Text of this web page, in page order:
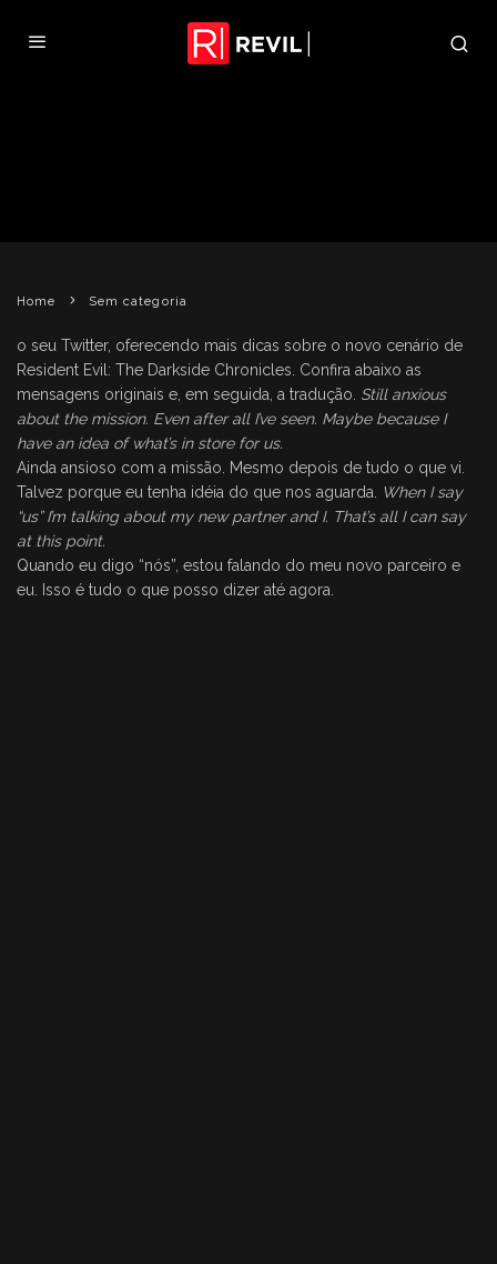
Home
Sem categoria
o seu Twitter, oferecendo mais dicas sobre o novo cenário de
Resident Evil: The Darkside Chronicles. Confira abaixo as
mensagens originais e, em seguida, a tradução. Still anxious
about the mission. Even after all I’ve seen. Maybe because I
have an idea of what’s in store for us.
Ainda ansioso com a missão. Mesmo depois de tudo o que vi.
Talvez porque eu tenha idéia do que nos aguarda.
When I say
“us” I’m talking about my new partner and I. That’s all I can say
at this point.
Quando eu digo “nós”, estou falando do meu novo parceiro e
eu. Isso é tudo o que posso dizer até agora.